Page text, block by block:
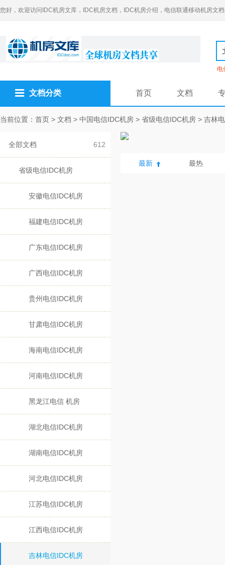
您好，欢迎访问IDC机房文库，IDC机房文档，IDC机房介绍，电信联通移动机房文档
电
文档分类 首页 文档
当前位置： 首页 > 文档 > 中国电信IDC机房 > 省级电信IDC机房 > 吉林
全部文档 612
省级电信IDC机房
安徽电信IDC机房
福建电信IDC机房
广东电信IDC机房
广西电信IDC机房
贵州电信IDC机房
甘肃电信IDC机房
海南电信IDC机房
河南电信IDC机房
黑龙江电信 机房
湖北电信IDC机房
湖南电信IDC机房
河北电信IDC机房
江苏电信IDC机房
江西电信IDC机房
吉林电信IDC机房
最新 最热